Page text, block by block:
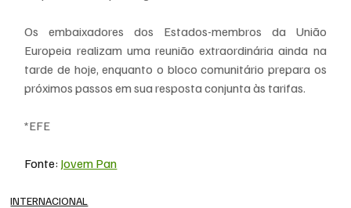
Os embaixadores dos Estados-membros da União
Europeia realizam uma reunião extraordinária ainda na
tarde de hoje, enquanto o bloco comunitário prepara os
próximos passos em sua resposta conjunta às tarifas.
*EFE
Fonte: Jovem Pan
INTERNACIONAL